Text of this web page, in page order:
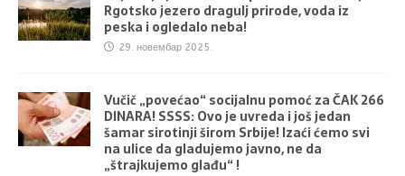
Rgotsko jezero dragulj prirode, voda iz
peska i ogledalo neba!
29. новембар 2025.
Vučič „povećao“ socijalnu pomoć za ČAK 266
DINARA! SSSS: Ovo je uvreda i još jedan
šamar sirotinji širom Srbije! Izaći ćemo svi
na ulice da gladujemo javno, ne da
„štrajkujemo glađu“ !